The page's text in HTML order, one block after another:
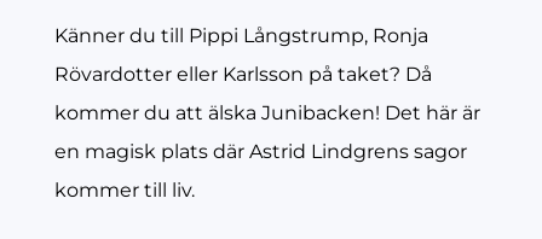
Känner du till Pippi Långstrump, Ronja
Rövardotter eller Karlsson på taket? Då
kommer du att älska Junibacken! Det här är
en magisk plats där Astrid Lindgrens sagor
kommer till liv.